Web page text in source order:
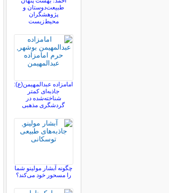
طبیعت‌دوستان و
پژوهشگران
محیط‌زیست
امامزاده عبدالمهیمن(ع):
جاذبه‌ای کمتر
شناخته‌شده در
گردشگری مذهبی
چگونه آبشار مولینو شما
را مسحور خود می‌کند؟